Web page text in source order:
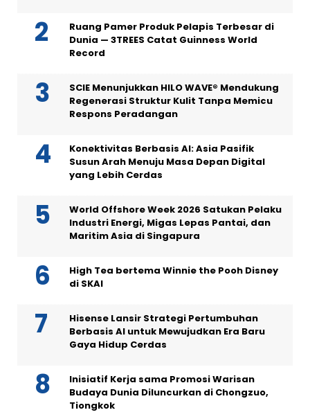
Ruang Pamer Produk Pelapis Terbesar di
Dunia — 3TREES Catat Guinness World
Record
SCIE Menunjukkan HILO WAVE® Mendukung
Regenerasi Struktur Kulit Tanpa Memicu
Respons Peradangan
Konektivitas Berbasis AI: Asia Pasifik
Susun Arah Menuju Masa Depan Digital
yang Lebih Cerdas
World Offshore Week 2026 Satukan Pelaku
Industri Energi, Migas Lepas Pantai, dan
Maritim Asia di Singapura
High Tea bertema Winnie the Pooh Disney
di SKAI
Hisense Lansir Strategi Pertumbuhan
Berbasis AI untuk Mewujudkan Era Baru
Gaya Hidup Cerdas
Inisiatif Kerja sama Promosi Warisan
Budaya Dunia Diluncurkan di Chongzuo,
Tiongkok